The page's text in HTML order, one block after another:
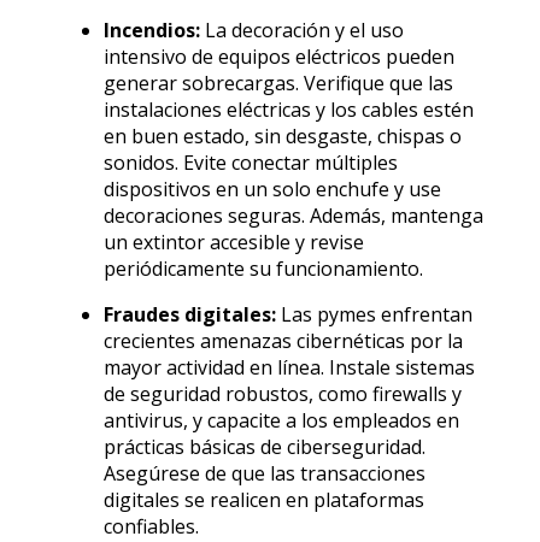
Incendios: La decoración y el uso
intensivo de equipos eléctricos pueden
generar sobrecargas. Verifique que las
instalaciones eléctricas y los cables estén
en buen estado, sin desgaste, chispas o
sonidos. Evite conectar múltiples
dispositivos en un solo enchufe y use
decoraciones seguras. Además, mantenga
un extintor accesible y revise
periódicamente su funcionamiento.
Fraudes digitales: Las pymes enfrentan
crecientes amenazas cibernéticas por la
mayor actividad en línea. Instale sistemas
de seguridad robustos, como firewalls y
antivirus, y capacite a los empleados en
prácticas básicas de ciberseguridad.
Asegúrese de que las transacciones
digitales se realicen en plataformas
confiables.